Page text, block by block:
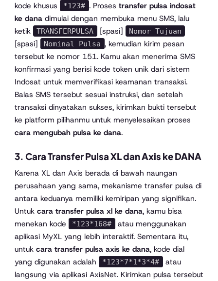
kode khusus
*123# . Proses transfer pulsa indosat
ke dana dimulai dengan membuka menu SMS, lalu
ketik
TRANSFERPULSA [spasi] Nomor Tujuan
[spasi] Nominal Pulsa , kemudian kirim pesan
tersebut ke nomor 151. Kamu akan menerima SMS
konfirmasi yang berisi kode token unik dari sistem
Indosat untuk memverifikasi keamanan transaksi.
Balas SMS tersebut sesuai instruksi, dan setelah
transaksi dinyatakan sukses, kirimkan bukti tersebut
ke platform pilihanmu untuk menyelesaikan proses
cara mengubah pulsa ke dana.
3. Cara Transfer Pulsa XL dan Axis ke DANA
Karena XL dan Axis berada di bawah naungan
perusahaan yang sama, mekanisme transfer pulsa di
antara keduanya memiliki kemiripan yang signifikan.
Untuk cara transfer pulsa xl ke dana, kamu bisa
menekan kode
*123*168#
atau menggunakan
aplikasi MyXL yang lebih interaktif. Sementara itu,
untuk cara transfer pulsa axis ke dana, kode dial
yang digunakan adalah
*123*7*1*3*4#
atau
langsung via aplikasi AxisNet. Kirimkan pulsa tersebut